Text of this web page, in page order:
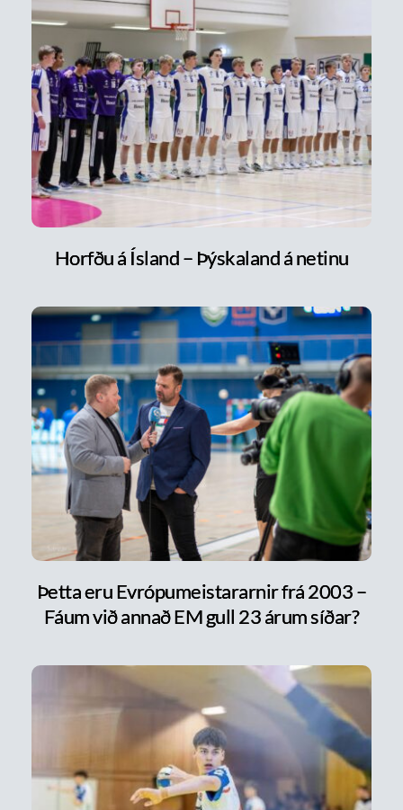
Horfðu á Ísland – Þýskaland á netinu
Þetta eru Evrópumeistararnir frá 2003 –
Fáum við annað EM gull 23 árum síðar?